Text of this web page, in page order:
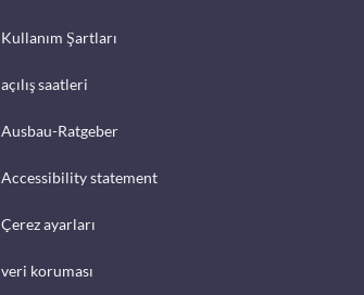
Kullanım Şartları
açılış saatleri
Ausbau-Ratgeber
Accessibility statement
Çerez ayarları
veri koruması